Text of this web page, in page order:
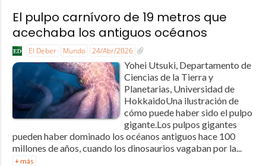
El pulpo carnívoro de 19 metros que
acechaba los antiguos océanos
El Deber Mundo 24/Abr/2026
Yohei Utsuki, Departamento de
Ciencias de la Tierra y
Planetarias, Universidad de
HokkaidoUna ilustración de
cómo puede haber sido el pulpo
gigante.Los pulpos gigantes
pueden haber dominado los océanos antiguos hace 100
millones de años, cuando los dinosaurios vagaban por la...
+ más